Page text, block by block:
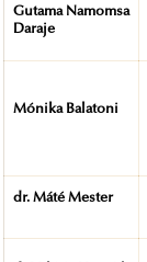
Gutama Namomsa
Daraje
Mónika Balatoni
dr. Máté Mester